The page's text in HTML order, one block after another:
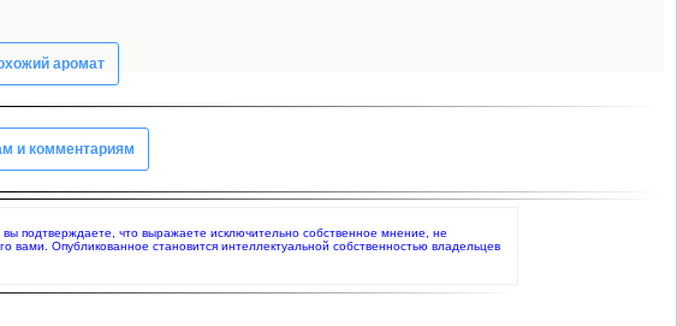
аромат
и комментариям
подтверждаете, что выражаете исключительно собственное мнение, не
Опубликованное становится интеллектуальной собственностью владельцев